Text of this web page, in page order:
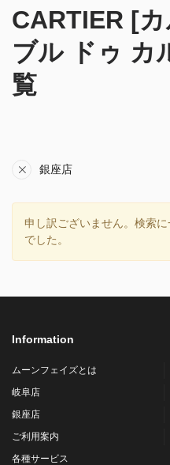
CARTIER [
ブル ドゥ カ
覧
銀座店
申し訳ございません。検索
でした。
Information
ムーンフェイズとは
岐阜店
銀座店
ご利用案内
各種サービス